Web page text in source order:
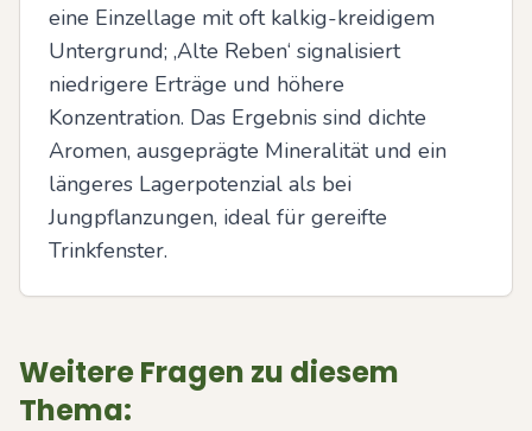
eine Einzellage mit oft kalkig-kreidigem
Untergrund; ‚Alte Reben‘ signalisiert
niedrigere Erträge und höhere
Konzentration. Das Ergebnis sind dichte
Aromen, ausgeprägte Mineralität und ein
längeres Lagerpotenzial als bei
Jungpflanzungen, ideal für gereifte
Trinkfenster.
Weitere Fragen zu diesem
Thema: